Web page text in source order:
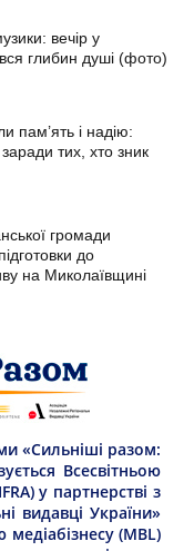
вечір у
глибин душі (фото)
пам’ять і надію:
тих, хто зник
громади
до
на Миколаївщині
«Сильніші разом:
Всесвітньою
у партнерстві з
видавці України»
(MBL)